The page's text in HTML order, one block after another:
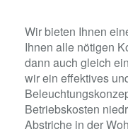
Wir bieten Ihnen
Ihnen alle nötigen
dann auch gleich
wir ein effektives
Betriebskosten
Abstriche in der